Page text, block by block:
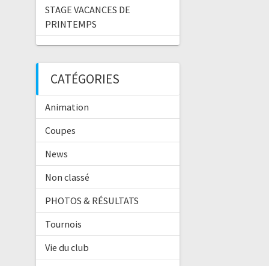
STAGE VACANCES DE
PRINTEMPS
CATÉGORIES
Animation
Coupes
News
Non classé
PHOTOS & RÉSULTATS
Tournois
Vie du club